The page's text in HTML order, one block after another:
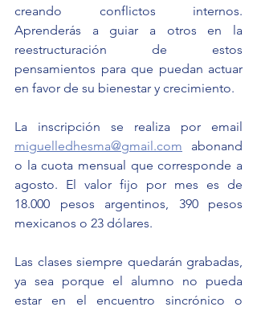
creando conflictos internos.
Aprenderás a guiar a otros en la
reestructuración de estos
pensamientos para que puedan actuar
en favor de su bienestar y crecimiento.
miguelledhesma@gmail.com abonand
o la cuota mensual que corresponde a
agosto. El valor fijo por mes es de
18.000 pesos argentinos, 390 pesos
mexicanos o 23 dólares.
Las clases siempre quedarán grabadas,
ya sea porque el alumno no pueda
estar en el encuentro sincrónico o